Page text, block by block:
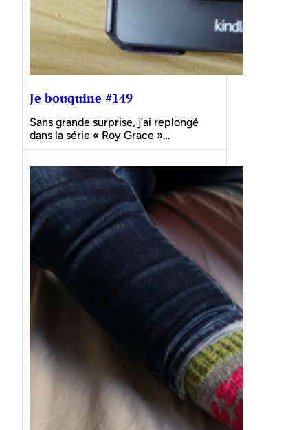
Je bouquine #149
Sans grande surprise, j’ai replongé
dans la série « Roy Grace »…